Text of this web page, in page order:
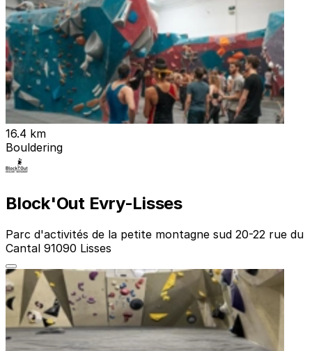
16.4 km
Bouldering
Block'Out Evry-Lisses
Parc d'activités de la petite montagne sud 20-22 rue du
Cantal 91090 Lisses